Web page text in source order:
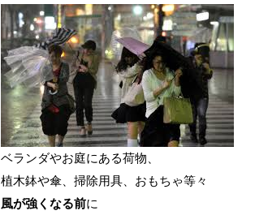
ベランダやお庭にある荷物、
植木鉢や傘、掃除用具、おもちゃ等々
風が強くなる前に